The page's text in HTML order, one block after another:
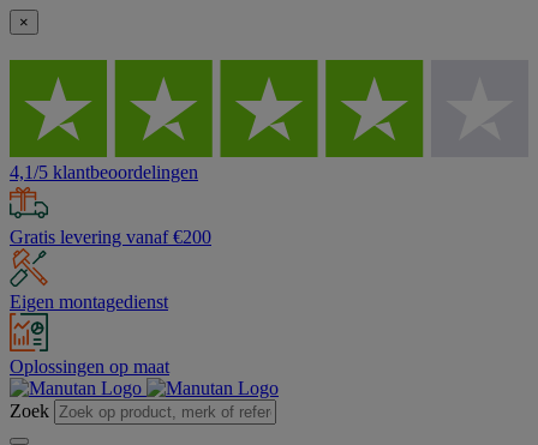
×
4,1/5 klantbeoordelingen
Gratis levering vanaf €200
Eigen montagedienst
Oplossingen op maat
Zoek